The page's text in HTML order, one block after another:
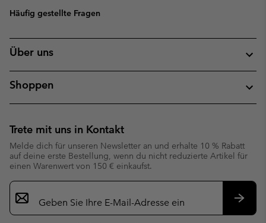
Häufig gestellte Fragen
Über uns
Shoppen
Trete mit uns in Kontakt
Melde dich für unseren Newsletter an und erhalte 10 % Rabatt
auf deine erste Bestellung, wenn du nicht reduzierte Artikel für
einen Warenwert von 150 € einkaufst.
Newsletter-
Anmeldung